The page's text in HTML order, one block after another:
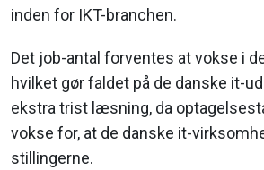
inden for IKT-branchen.
Det job-antal forventes at vokse i
hvilket gør faldet på de danske it-
ekstra trist læsning, da
vokse for, at de danske it-
stillingerne.